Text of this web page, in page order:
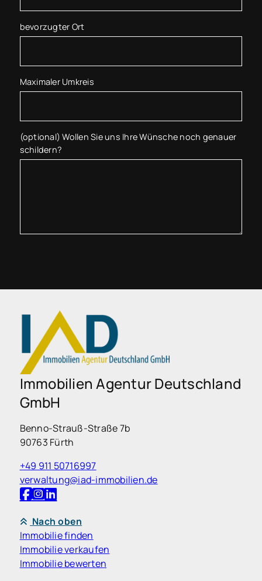
bevorzugter Ort
Maximaler Umkreis
(optional) Wollen Sie uns Ihre Wünsche noch genauer
schildern?
Immobilien Agentur Deutschland
GmbH
Benno-Strauß-Straße 7b
90763 Fürth
+49 911 50716997
verwaltung@iad-immobilien.de
Nach oben
Immobilie finden
Immobilie verkaufen
Immobilie bewerten